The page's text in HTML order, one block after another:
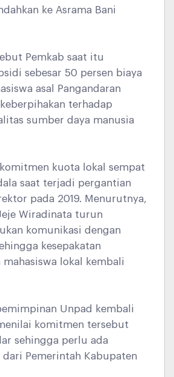
ke Asrama Bani
Pemkab saat itu
sebesar 50 persen biaya
asal Pangandaran
terhadap
sumber daya manusia
komitmen kuota lokal sempat
saat terjadi pergantian
pada 2019. Menurutnya,
Wiradinata turun
komunikasi dengan
kesepakatan
lokal kembali
Unpad kembali
komitmen tersebut
sehingga perlu ada
dari Pemerintah Kabupaten